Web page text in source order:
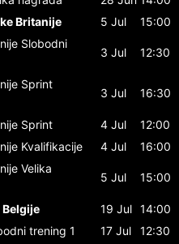
Britanije
5 Jul
15:00
Slobodni
3 Jul 12:30
Sprint
3 Jul 16:30
Sprint 4 Jul
12:00
Kvalifikacije 4 Jul
16:00
Velika
5 Jul 15:00
19 Jul 14:00
trening 1 17 Jul
12:30